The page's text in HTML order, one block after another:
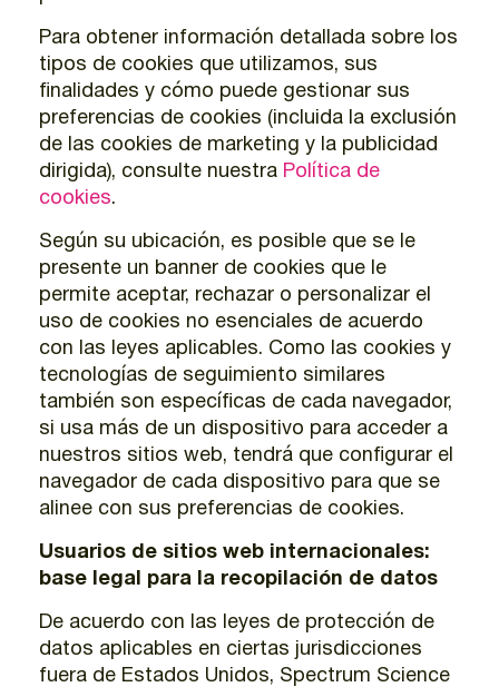
Para obtener información detallada sobre los
tipos de cookies que utilizamos, sus
finalidades y cómo puede gestionar sus
preferencias de cookies (incluida la exclusión
de las cookies de marketing y la publicidad
dirigida), consulte nuestra Política de
cookies.
Según su ubicación, es posible que se le
presente un banner de cookies que le
permite aceptar, rechazar o personalizar el
uso de cookies no esenciales de acuerdo
con las leyes aplicables. Como las cookies y
tecnologías de seguimiento similares
también son específicas de cada navegador,
si usa más de un dispositivo para acceder a
nuestros sitios web, tendrá que configurar el
navegador de cada dispositivo para que se
alinee con sus preferencias de cookies.
Usuarios de sitios web internacionales:
base legal para la recopilación de datos
De acuerdo con las leyes de protección de
datos aplicables en ciertas jurisdicciones
fuera de Estados Unidos, Spectrum Science